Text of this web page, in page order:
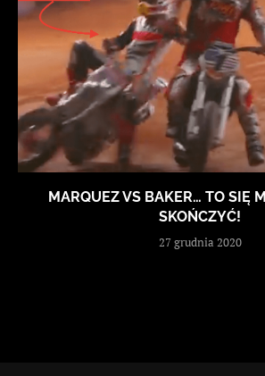
MARQUEZ VS BAKER… TO SIĘ
SKOŃCZYĆ!
27 grudnia 2020